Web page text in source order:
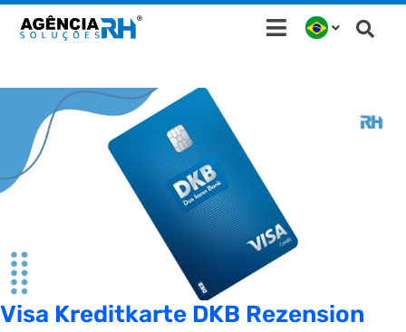
para
conteúdo
Visa Kreditkarte DKB Rezension